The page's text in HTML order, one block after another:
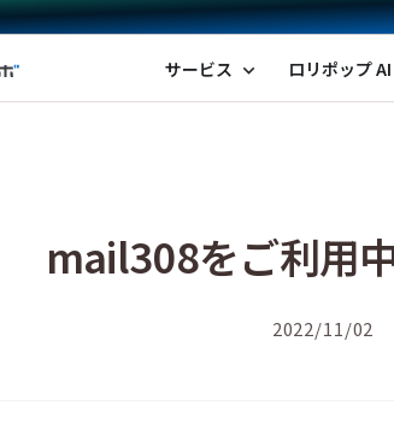
ロリポップ！レンタルサーバー by GMOペパボ
サービス expand_more ロリポップ AI
mail308をご利用
2022/11/02